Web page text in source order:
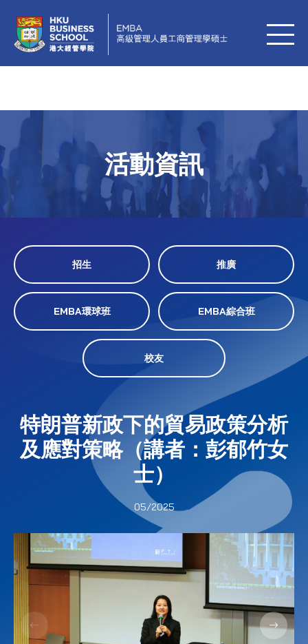
活動資訊
招生 推廣
EMBA環球班 EMBA綜合班
校友
特朗普新政下的貿易政策分析
及應對策略（講者：彭郁竹女
士）
05/2025